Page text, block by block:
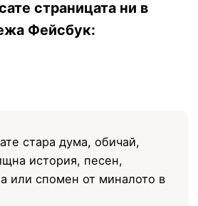
страницата ни в
Фейсбук:
стара дума, обичай,
история, песен,
или спомен от миналото в